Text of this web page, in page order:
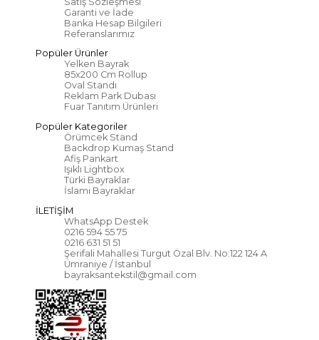
Garanti ve İade
Banka Hesap Bilgileri
Referanslarımız
Popüler Ürünler
Yelken Bayrak
85x200 Cm Rollup
Oval Standı
Reklam Park Dubası
Fuar Tanıtım Ürünleri
Popüler Kategoriler
Örümcek Stand
Backdrop Kumaş Stand
Afiş Pankart
Işıklı Lightbox
Türki Bayraklar
İslami Bayraklar
İLETİŞİM
WhatsApp Destek
0216 594 55 75
0216 631 51 51
Şerifali Mahallesi Turgut Özal Blv. No:122 124 A
Ümraniye / İstanbul
bayraksantekstil@gmail.com